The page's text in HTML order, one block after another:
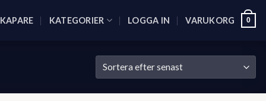
KATEGORIER LOGGA IN VARUKORG 0